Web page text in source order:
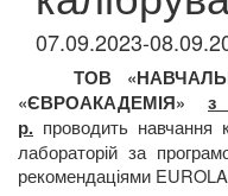
07.09.2023-
ТОВ
«ЄВРОАКАДЕМІЯ» з
р. проводить навчання
лабораторій за
рекомендаціями